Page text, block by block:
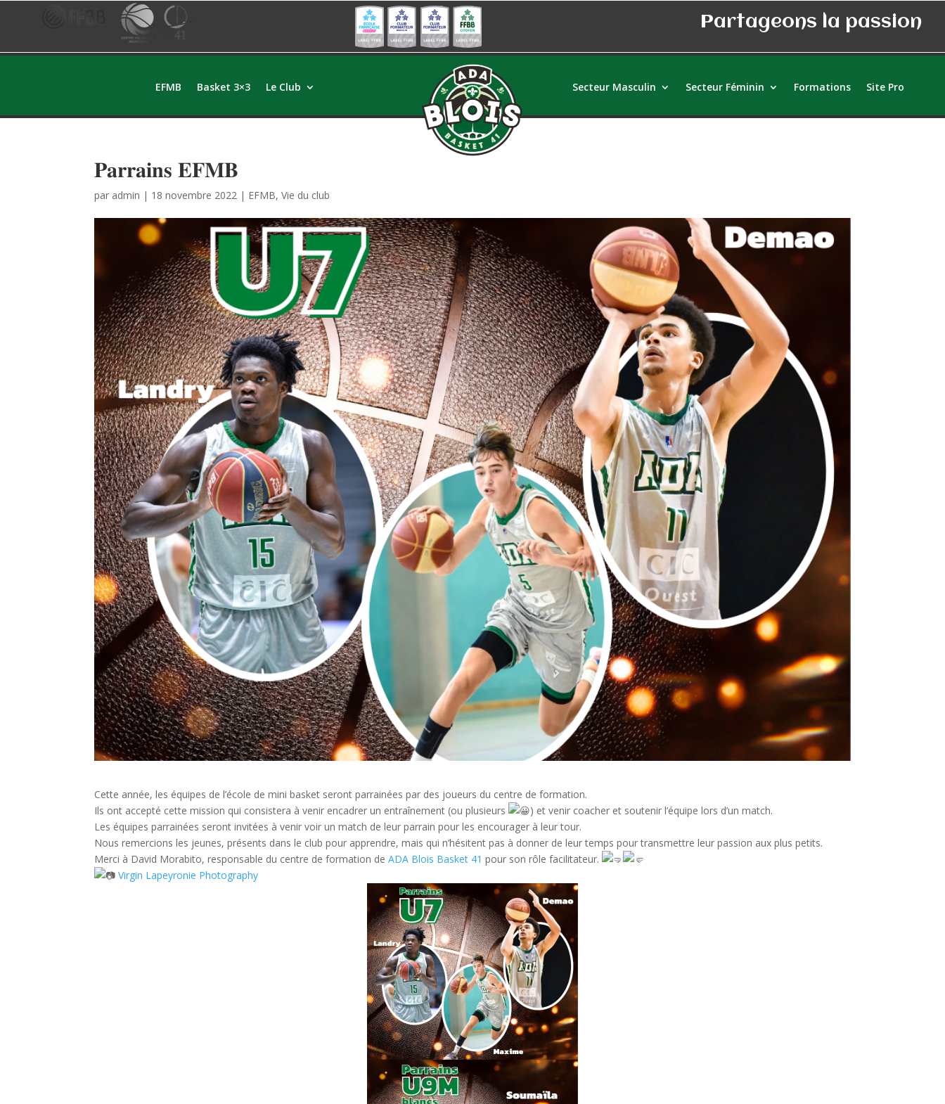
Partageons la passion
EFMB Basket 3×3 Le Club Secteur Masculin Secteur Féminin Formations Site Pro
𝐏𝐚𝐫𝐫𝐚𝐢𝐧𝐬 𝐄𝐅𝐌𝐁
par admin | 18 novembre 2022 | EFMB,Vie du club
Cette année, les équipes de l’école de mini basket seront parrainées par des joueurs du centre de formation.
Ils ont accepté cette mission qui consistera à venir encadrer un entraînement (ou plusieurs
) et venir coacher et soutenir l’équipe lors d’un match.
Les équipes parrainées seront invitées à venir voir un match de leur parrain pour les encourager à leur tour.
Nous remercions les jeunes, présents dans le club pour apprendre, mais qui n’hésitent pas à donner de leur temps pour transmettre leur passion aux plus petits.
Merci à David Morabito, responsable du centre de formation deADA Blois Basket 41 pour son rôle facilitateur.
Virgin Lapeyronie Photography